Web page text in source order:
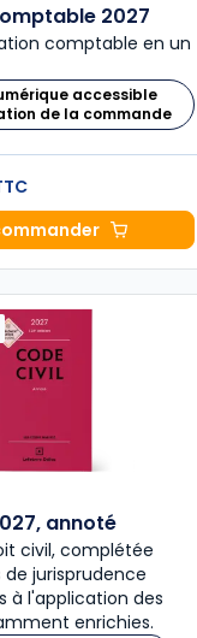
2027
comptable en un
accessible
de la commande
Mémento
annoté
civil, complétée
jurisprudence
à l'application des
enrichies.